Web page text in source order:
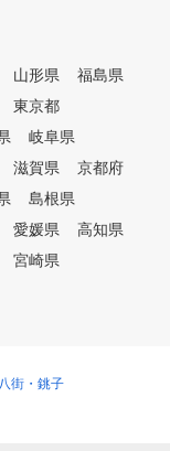
山形県
福島県
東京都
岐阜県
滋賀県
京都府
島根県
愛媛県
高知県
宮崎県
街・銚子